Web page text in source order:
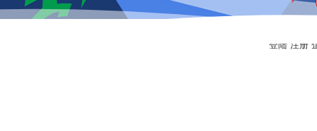
登陆 注册